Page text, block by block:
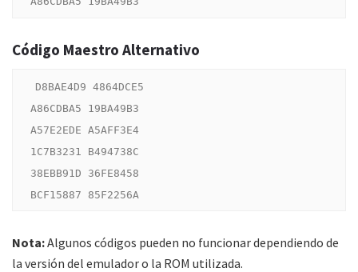
Código Maestro Alternativo
D8BAE4D9 4864DCE5
A86CDBA5 19BA49B3
A57E2EDE A5AFF3E4
1C7B3231 B494738C
38EBB91D 36FE8458
Nota:Algunos códigos pueden no funcionar dependiendo de
la versión del emulador o la ROM utilizada.